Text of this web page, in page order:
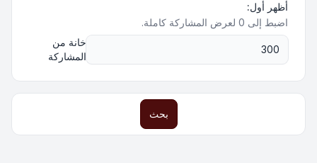
أظهر أول:
اضبط إلى 0 لعرض المشاركة كاملة.
خانة من
المشاركة
بحث